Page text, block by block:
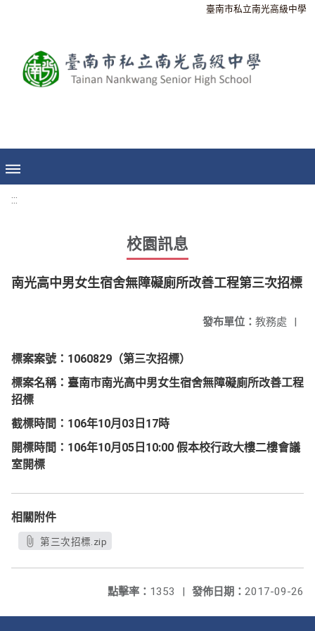
臺南市私立南光高級中學
:::
校園訊息
南光高中男女生宿舍無障礙廁所改善工程第三次招標
發布單位： 教務處 |
標案案號： 1060829 （第三次招標）
標案名稱：臺南市南光高中男女生宿舍無障礙廁所改善工程
招標
截標時間： 106年10月03 日 17時
開標時間： 106年10月05 日 10:00 假本校行政大樓二樓會議
室開標
相關附件
第三次招標.zip
發佈日期： 2017-09-26
點擊率： 1353 |